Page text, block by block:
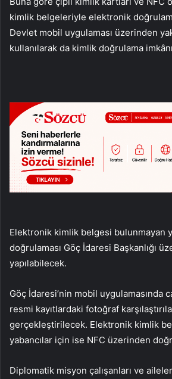
kimlik belgeleriyle elektronik
Devlet mobil uygulaması üzerinden
kullanılarak da kimlik doğrulama
Elektronik kimlik belgesi bulunmayan
doğrulaması Göç İdaresi Başkanlığı
yapılabilecek.
Göç İdaresi’nin mobil uygulamasında
resmi kayıtlardaki fotoğraf
gerçekleştirilecek. Elektronik kimlik
yabancılar için ise NFC üzerinden
Diplomatik misyon çalışanları ve